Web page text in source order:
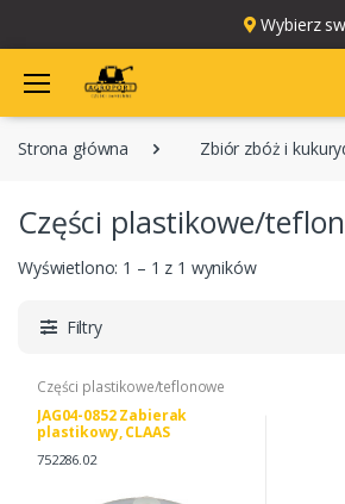
Wybierz
Strona główna Zbiór zbóż i
Części plastikowe/
Wyświetlono: 1 – 1 z 1 wyników
Filtry
Części plastikowe/teflonowe
JAG04-0852 Zabierak
plastikowy, CLAAS
752286.02